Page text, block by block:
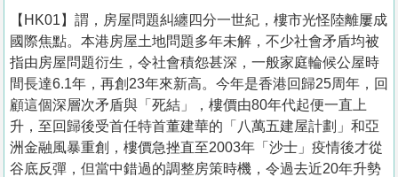
們
【HK01】謂，房屋問題糾纏四分一世紀，樓市光怪陸離屢成
國際焦點。本港房屋土地問題多年未解，不少社會矛盾均被
指由房屋問題衍生，令社會積怨甚深，一般家庭輪候公屋時
間長達6.1年，再創23年來新高。今年是香港回歸25周年，回
顧這個深層次矛盾與「死結」，樓價由80年代起便一直上
升，至回歸後受首任特首董建華的「八萬五建屋計劃」和亞
洲金融風暴重創，樓價急挫直至2003年「沙士」疫情後才從
谷底反彈，但當中錯過的調整房策時機，令過去近20年升勢